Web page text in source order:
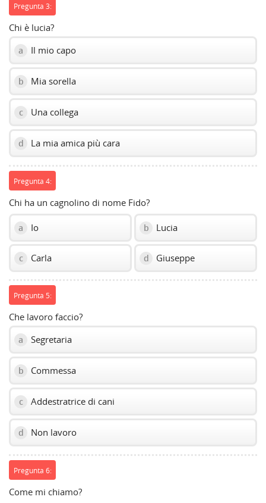
Pregunta 3:
Chi è lucia?
a Il mio capo
b Mia sorella
c Una collega
d La mia amica più cara
Pregunta 4:
Chi ha un cagnolino di nome Fido?
a Io b Lucia
c Carla d Giuseppe
Pregunta 5:
Che lavoro faccio?
a Segretaria
b Commessa
c Addestratrice di cani
d Non lavoro
Pregunta 6:
Come mi chiamo?